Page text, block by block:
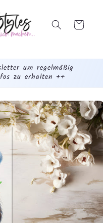
Warenkorb
um regelmäßig
zu erhalten ++